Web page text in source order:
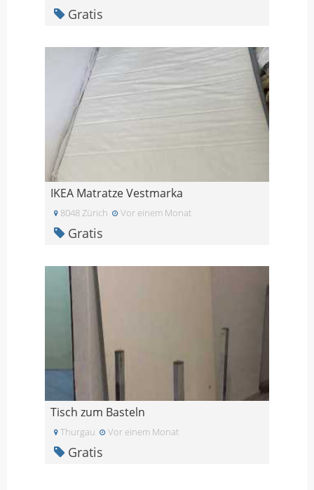
Gratis
IKEA Matratze Vestmarka
8048 Zürich Vor einem Monat
Gratis
Tisch zum Basteln
Thurgau Vor einem Monat
Gratis